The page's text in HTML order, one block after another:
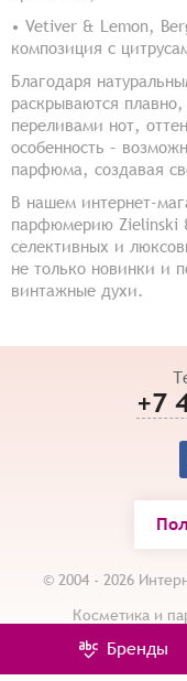
• Vetiver & Lemon,
композиция с
Благодаря
раскрываются
переливами нот,
особенность –
парфюма, создавая
В нашем интернет-
парфюмерию Zielinski
селективных и
не только новинки и
винтажные духи.
+7
© 2004 - 2026
Косметика и
Карта сайта
Бренды